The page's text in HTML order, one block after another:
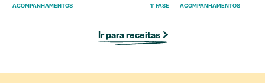
ACOMPANHAMENTOS 1ª FASE ACOMPANHAMENTOS
Ir para receitas